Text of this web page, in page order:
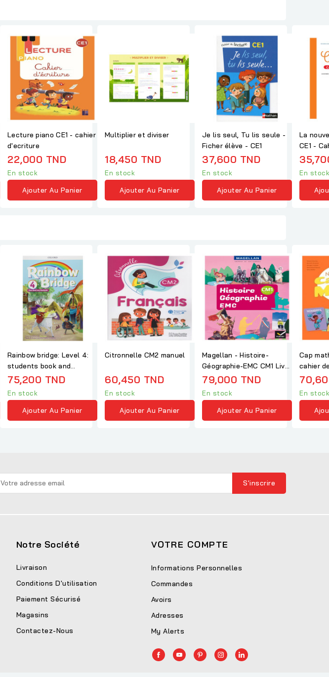
Lecture piano CE1 - cahier
d'ecriture
22,000 TND
En stock
Ajouter Au Panier
Multiplier et diviser
18,450 TND
En stock
Ajouter Au Panier
Je lis seul, Tu lis seule -
Ficher élève - CE1
37,600 TND
En stock
Ajouter Au Panier
La
CE1 -
En stock
Rainbow bridge: Level 4:
students book and
workbook
75,200 TND
En stock
Ajouter Au Panier
Citronnelle CM2 manuel
60,450 TND
En stock
Ajouter Au Panier
Magellan - Histoire-
Géographie-EMC CM1 Livre
élève
79,000 TND
En stock
Ajouter Au Panier
Cap
cahier
maths
En stock
Notre Société
Livraison
Conditions D'utilisation
Paiement Sécurisé
Magasins
Contactez-Nous
VOTRE COMPTE
Informations Personnelles
Commandes
Avoirs
Adresses
My Alerts